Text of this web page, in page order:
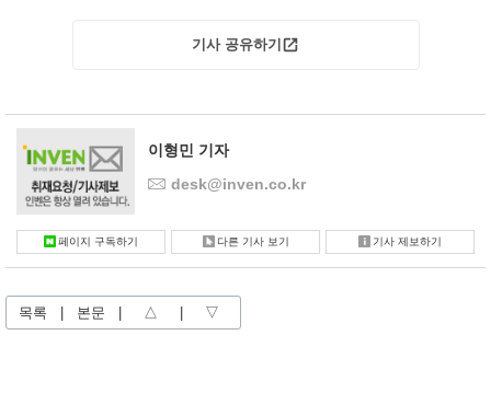
기사 공유하기
이형민 기자
desk@inven.co.kr
페이지 구독하기 다른 기사 보기 기사 제보하기
목록 | 본문 | △ | ▽